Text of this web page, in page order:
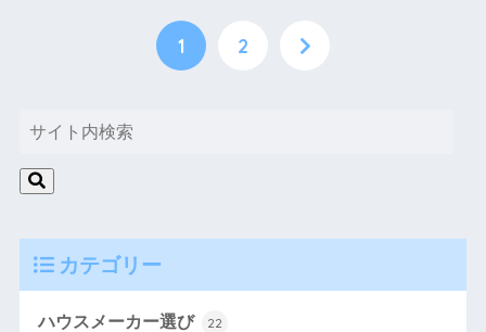
1 2
カテゴリー
ハウスメーカー選び 22